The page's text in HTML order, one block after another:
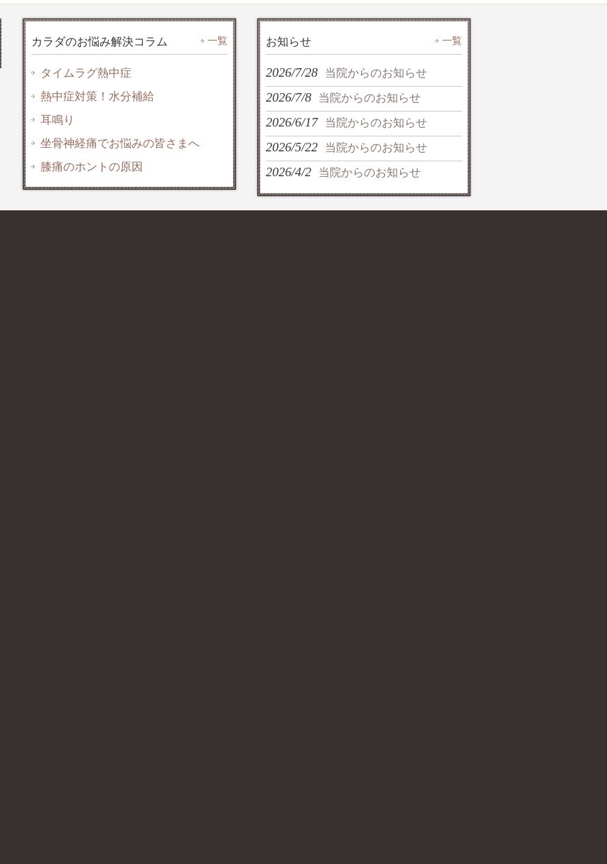
カラダのお悩み解決コラム 一覧
タイムラグ熱中症
熱中症対策！水分補給
耳鳴り
坐骨神経痛でお悩みの皆さまへ
膝痛のホントの原因
お知らせ 一覧
2026/7/28 当院からのお知らせ
2026/7/8 当院からのお知らせ
2026/6/17 当院からのお知らせ
2026/5/22 当院からのお知らせ
2026/4/2 当院からのお知らせ